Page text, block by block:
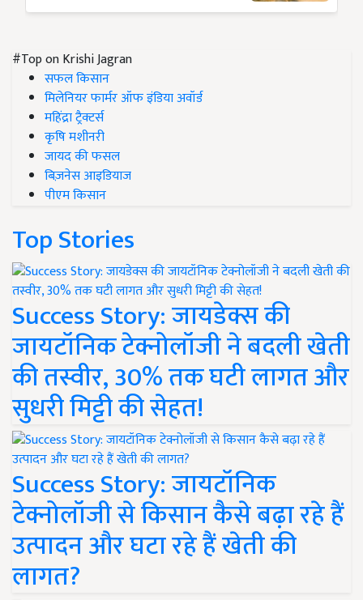
#Top on Krishi Jagran
सफल किसान
मिलेनियर फार्मर ऑफ इंडिया अवॉर्ड
महिंद्रा ट्रैक्टर्स
कृषि मशीनरी
जायद की फसल
बिज़नेस आइडियाज
पीएम किसान
Top Stories
Success Story: जायडेक्स की
जायटॉनिक टेक्नोलॉजी ने बदली खेती
की तस्वीर, 30% तक घटी लागत और
सुधरी मिट्टी की सेहत!
Success Story: जायटॉनिक
टेक्नोलॉजी से किसान कैसे बढ़ा रहे हैं
उत्पादन और घटा रहे हैं खेती की
लागत?